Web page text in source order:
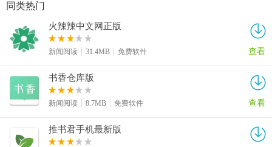
同类热门
火辣辣中文网正版
新闻阅读 31.4MB 免费软件 查看
书香仓库版
新闻阅读 8.7MB 免费软件 查看
推书君手机最新版